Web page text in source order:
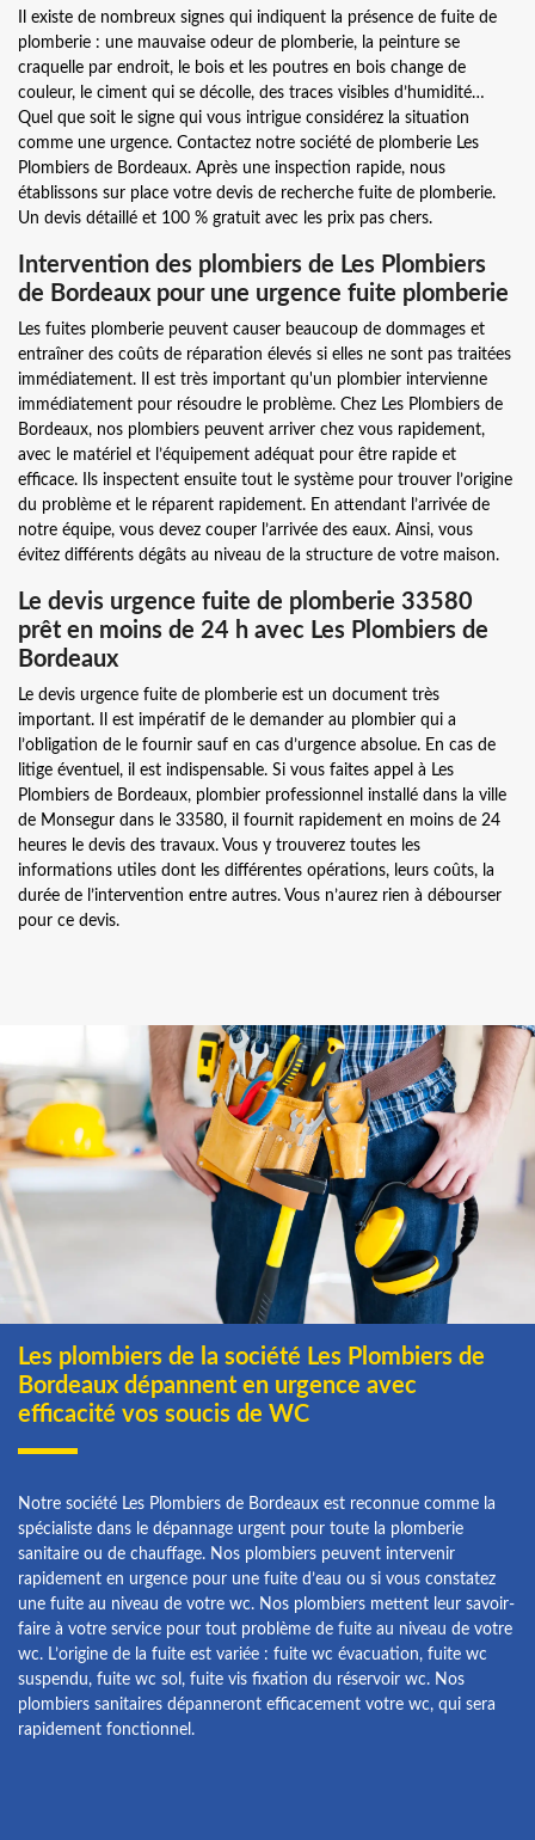
Il existe de nombreux signes qui indiquent la présence de fuite de
plomberie : une mauvaise odeur de plomberie, la peinture se
craquelle par endroit, le bois et les poutres en bois change de
couleur, le ciment qui se décolle, des traces visibles d’humidité…
Quel que soit le signe qui vous intrigue considérez la situation
comme une urgence. Contactez notre société de plomberie Les
Plombiers de Bordeaux. Après une inspection rapide, nous
établissons sur place votre devis de recherche fuite de plomberie.
Un devis détaillé et 100 % gratuit avec les prix pas chers.
Intervention des plombiers de Les Plombiers
de Bordeaux pour une urgence fuite plomberie
Les fuites plomberie peuvent causer beaucoup de dommages et
entraîner des coûts de réparation élevés si elles ne sont pas traitées
immédiatement. Il est très important qu'un plombier intervienne
immédiatement pour résoudre le problème. Chez Les Plombiers de
Bordeaux, nos plombiers peuvent arriver chez vous rapidement,
avec le matériel et l’équipement adéquat pour être rapide et
efficace. Ils inspectent ensuite tout le système pour trouver l’origine
du problème et le réparent rapidement. En attendant l’arrivée de
notre équipe, vous devez couper l’arrivée des eaux. Ainsi, vous
évitez différents dégâts au niveau de la structure de votre maison.
Le devis urgence fuite de plomberie 33580
prêt en moins de 24 h avec Les Plombiers de
Bordeaux
Le devis urgence fuite de plomberie est un document très
important. Il est impératif de le demander au plombier qui a
l’obligation de le fournir sauf en cas d’urgence absolue. En cas de
litige éventuel, il est indispensable. Si vous faites appel à Les
Plombiers de Bordeaux, plombier professionnel installé dans la ville
de Monsegur dans le 33580, il fournit rapidement en moins de 24
heures le devis des travaux. Vous y trouverez toutes les
informations utiles dont les différentes opérations, leurs coûts, la
durée de l’intervention entre autres. Vous n’aurez rien à débourser
pour ce devis.
Les plombiers de la société Les Plombiers de
Bordeaux dépannent en urgence avec
efficacité vos soucis de WC
Notre société Les Plombiers de Bordeaux est reconnue comme la
spécialiste dans le dépannage urgent pour toute la plomberie
sanitaire ou de chauffage. Nos plombiers peuvent intervenir
rapidement en urgence pour une fuite d’eau ou si vous constatez
une fuite au niveau de votre wc. Nos plombiers mettent leur savoir-
faire à votre service pour tout problème de fuite au niveau de votre
wc. L’origine de la fuite est variée : fuite wc évacuation, fuite wc
suspendu, fuite wc sol, fuite vis fixation du réservoir wc. Nos
plombiers sanitaires dépanneront efficacement votre wc, qui sera
rapidement fonctionnel.